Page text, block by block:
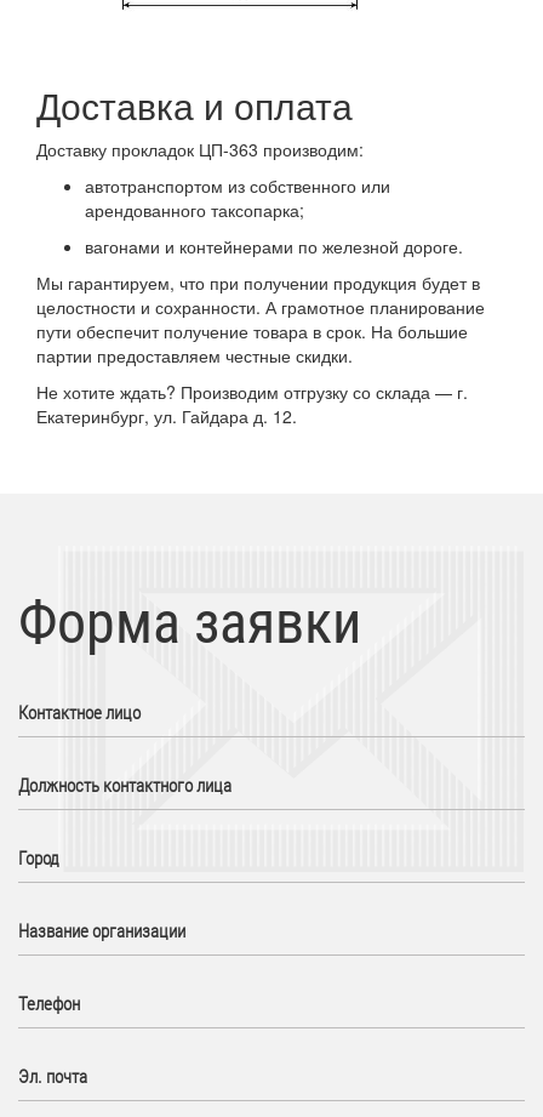
Доставка и оплата
Доставку прокладок ЦП-363 производим:
автотранспортом из собственного или
арендованного таксопарка;
вагонами и контейнерами по железной дороге.
Мы гарантируем, что при получении продукция будет в
целостности и сохранности. А грамотное планирование
пути обеспечит получение товара в срок. На большие
партии предоставляем честные скидки.
Не хотите ждать? Производим отгрузку со склада — г.
Екатеринбург, ул. Гайдара д. 12.
Форма заявки
Контактное лицо
Должность контактного лица
Город
Название организации
Телефон
Эл. почта